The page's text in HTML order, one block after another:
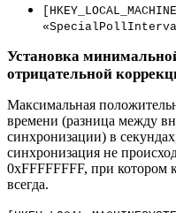
Установка
отрицательной
Максимальная
времени (разница между
синхронизации) в
синхронизация не
0xFFFFFFFF, при котором
всегда.